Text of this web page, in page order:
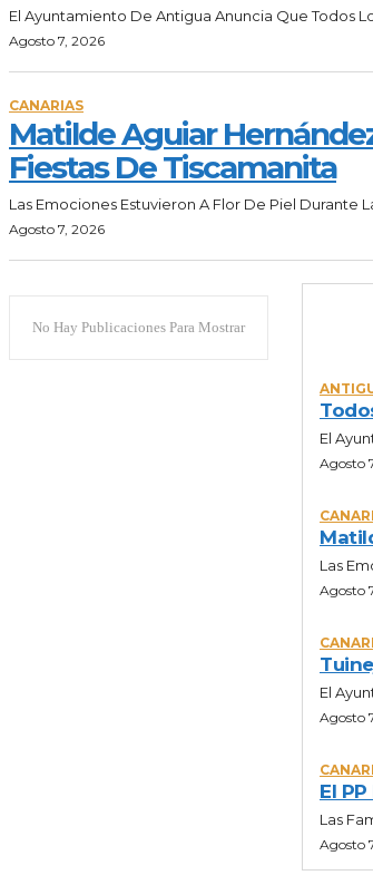
El Ayuntamiento De Antigua Anuncia Que Todos
Agosto 7, 2026
CANARIAS
Matilde Aguiar
Fiestas De Tiscamanita
Las Emociones Estuvieron A Flor De Piel Durante
Agosto 7, 2026
No Hay Publicaciones Para Mostrar
El
Agosto
Las
Agosto
El
Agosto
El
Las
Agosto